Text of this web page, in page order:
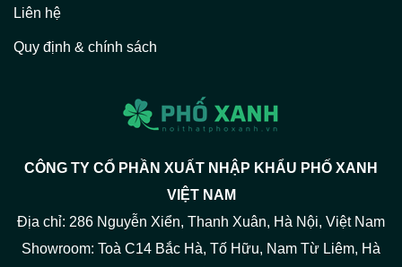
Liên hệ
Quy định & chính sách
CÔNG TY CỔ PHẦN XUẤT NHẬP KHẨU PHỐ XANH
VIỆT NAM
Địa chỉ: 286 Nguyễn Xiển, Thanh Xuân, Hà Nội, Việt Nam
Showroom: Toà C14 Bắc Hà, Tố Hữu, Nam Từ Liêm, Hà